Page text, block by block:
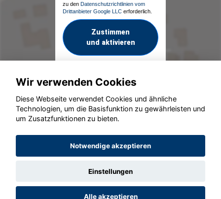
zu den Datenschutzrichtlinien vom
Drittanbieter Google LLC erforderlich.
Zustimmen
und aktivieren
© konjunkturmotor.de GmbH 2020 - 2026
Wir verwenden Cookies
Diese Webseite verwendet Cookies und ähnliche
Technologien, um die Basisfunktion zu gewährleisten und
um Zusatzfunktionen zu bieten.
Notwendige akzeptieren
Einstellungen
Alle akzeptieren